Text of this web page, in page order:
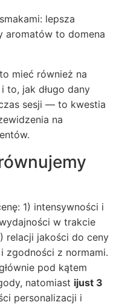
lepsza
aromatów to domena
mieć również na
to, jak długo dany
sesji — to kwestia
na
1) intensywności i
w trakcie
relacji jakości do ceny
zgodności z normami.
pod kątem
natomiast ijust 3
personalizacji i